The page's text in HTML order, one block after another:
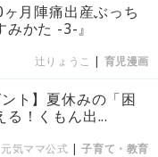
月陣痛出産ぶっち
かた -3-』
辻りょうこ | 育児漫画
ト】夏休みの「困
る！くもん出...
元気ママ公式 |子育て・教育